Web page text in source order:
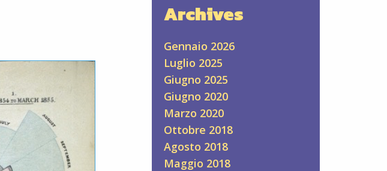
Archives
Gennaio 2026
Luglio 2025
Giugno 2025
Giugno 2020
Marzo 2020
Ottobre 2018
Agosto 2018
Maggio 2018